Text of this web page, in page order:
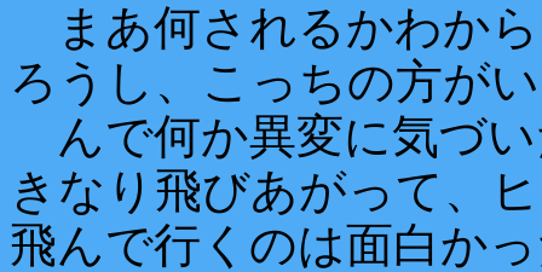
まあ何されるかわか
ろうし、こっちの方が
んで何か異変に気づ
きなり飛びあがって、
飛んで行くのは面白か